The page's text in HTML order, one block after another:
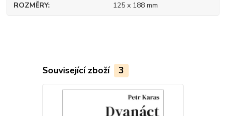
ROZMĚRY 125 x 188 mm
Související zboží 3